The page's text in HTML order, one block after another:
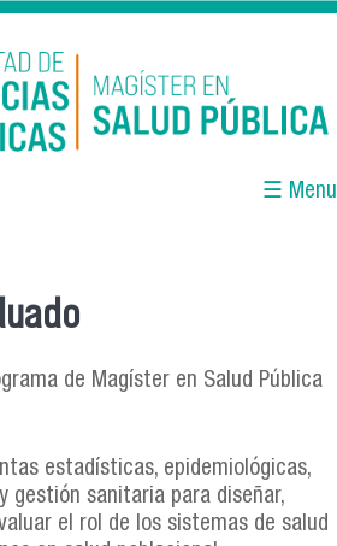
☰ Menu
aquí
de Magíster en Salud Pública
estadísticas, epidemiológicas,
gestión sanitaria para diseñar,
el rol de los sistemas de salud